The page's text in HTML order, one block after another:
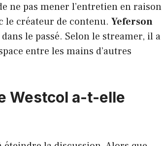
ne pas mener l’entretien en raison
le créateur de contenu. Yeferson
le passé. Selon le streamer, il a
entre les mains d’autres
Westcol a-t-elle